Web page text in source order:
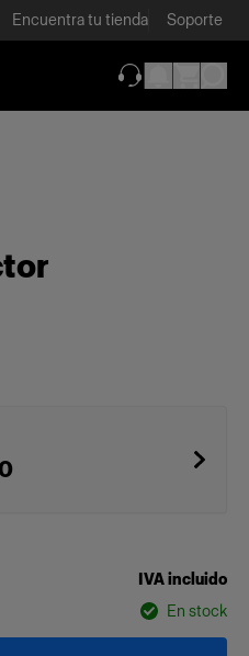
Encuentra tu tienda Soporte
IVA incluido
En stock